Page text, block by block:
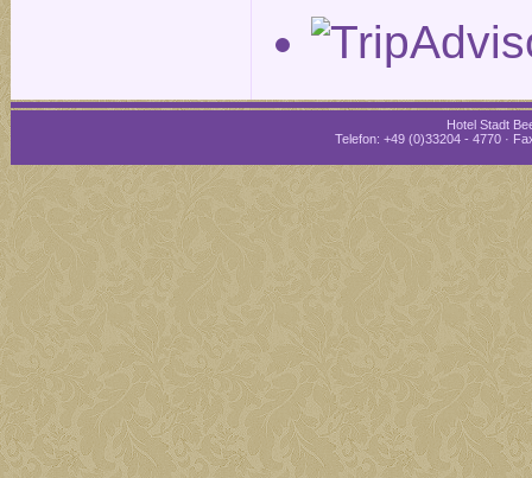
Hotel Stadt
Telefon: +49 (0)33204 - 4770 ·